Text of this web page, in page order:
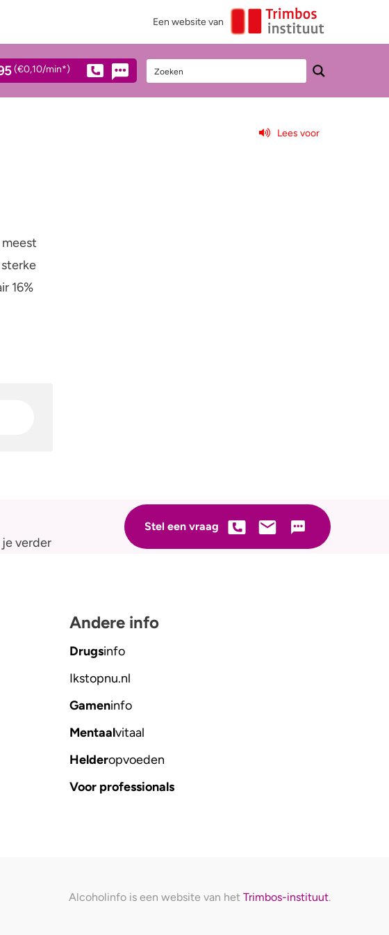
Een website van
(€0,10/min*)
Lees voor
16%
verder
Stel een vraag
Andere info
Drugsinfo
Ikstopnu.nl
Gameninfo
Mentaalvitaal
Helderopvoeden
Voor professionals
Alcoholinfo is een website van het Trimbos-instituut.